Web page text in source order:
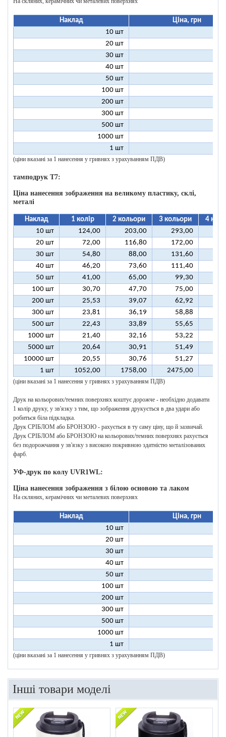
Наклад
Ціна, грн
10 шт
20 шт
30 шт
40 шт
50 шт
100 шт
200 шт
300 шт
500 шт
1000 шт
1 шт
(ціни вказані за 1 нанесення у гривнях з урахуванням ПДВ)
тамподрук T7:
Ціна нанесення зображення на великому пластику, склі,
металі
Наклад 1 колір 2 кольори 3 кольори
4
10 шт
124,00 203,00 293,00
20 шт
72,00 116,80 172,00
30 шт
54,80 88,00 131,60
40 шт
46,20 73,60 111,40
50 шт
41,00 65,00 99,30
100 шт
30,70 47,70 75,00
200 шт
25,53 39,07 62,92
300 шт
23,81 36,19 58,88
500 шт
22,43 33,89 55,65
1000 шт
21,40 32,16 53,22
5000 шт
20,64 30,91 51,49
10000 шт
20,55 30,76 51,27
1 шт
1052,00 1758,00 2475,00
(ціни вказані за 1 нанесення у гривнях з урахуванням ПДВ)
Друк на кольорових/темних поверхнях коштує дорожче - необхідно додавати
1 колір друку, у зв'язку з тим, що зображення друкується в два удари або
робиться біла підкладка.
Друк СРІБЛОМ або БРОНЗОЮ - рахується в ту саму ціну, що й зазвичай.
Друк СРІБЛОМ або БРОНЗОЮ на кольорових/темних поверхнях рахується
без подорожчання у зв'язку з високою покривною здатністю металізованих
фарб.
УФ-друк по колу UVR1WL:
Ціна нанесення зображення з білою основою та лаком
На скляних, керамічних чи металевих поверхнях
Наклад
Ціна, грн
10 шт
20 шт
30 шт
40 шт
50 шт
100 шт
200 шт
300 шт
500 шт
1000 шт
1 шт
(ціни вказані за 1 нанесення у гривнях з урахуванням ПДВ)
Інші товари моделі